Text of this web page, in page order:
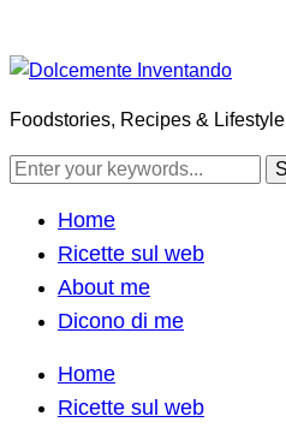
Foodstories, Recipes & Lifestyle
Home
Ricette sul web
About me
Dicono di me
Home
Ricette sul web